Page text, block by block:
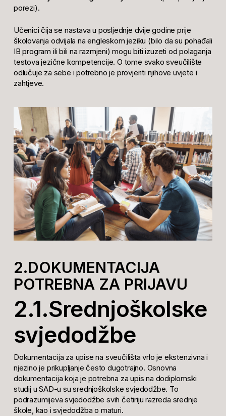
porezi).
Učenici čija se nastava u posljednje dvije godine prije
školovanja odvijala na engleskom jeziku (bilo da su pohađali
IB program ili bili na razmjeni) mogu biti izuzeti od polaganja
testova jezične kompetencije. O tome svako sveučilište
odlučuje za sebe i potrebno je provjeriti njihove uvjete i
zahtjeve.
2.DOKUMENTACIJA
POTREBNA ZA PRIJAVU
2.1.Srednjoškolske
svjedodžbe
Dokumentacija za upise na sveučilišta vrlo je ekstenzivna i
njezino je prikupljanje često dugotrajno. Osnovna
dokumentacija koja je potrebna za upis na dodiplomski
studij u SAD-u su srednjoškolske svjedodžbe. To
podrazumijeva svjedodžbe svih četiriju razreda srednje
škole, kao i svjedodžba o maturi.